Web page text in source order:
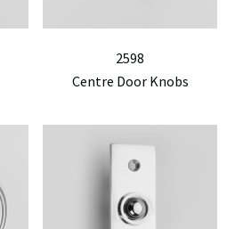
2598
Centre Door Knobs